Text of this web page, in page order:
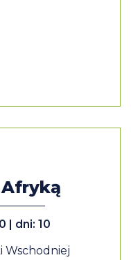
| dni: 10
Wschodniej